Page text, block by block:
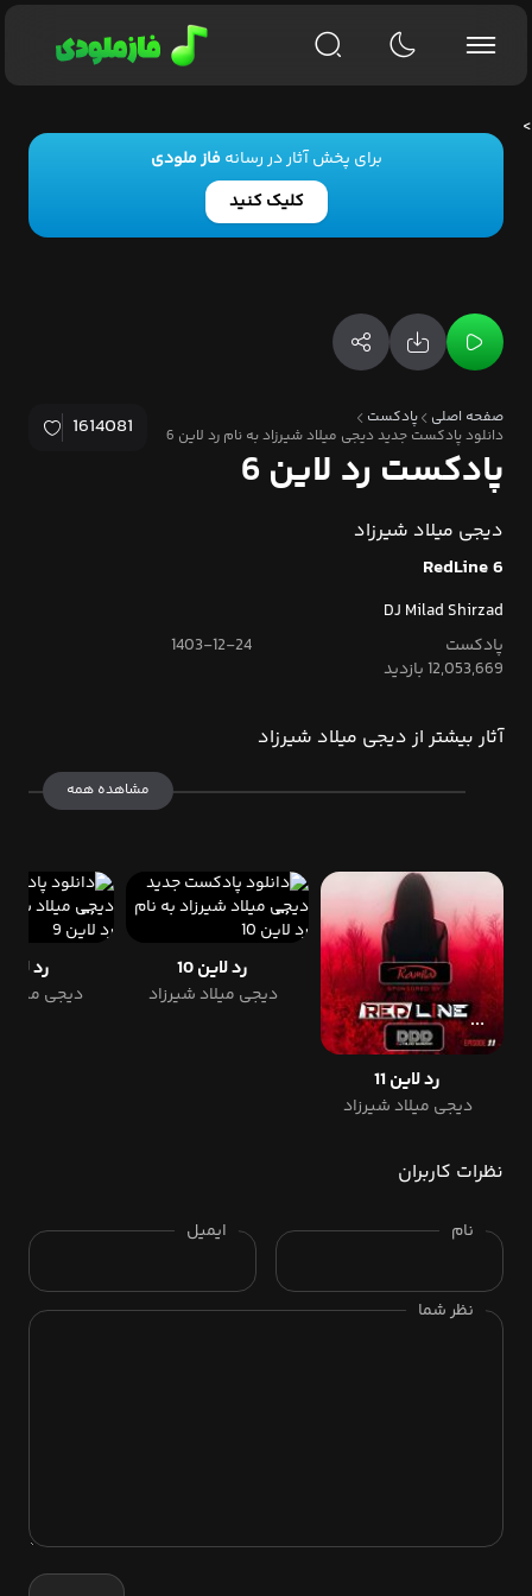
برای پخش آثار در رسانهفاز ملودی
کلیک کنید
صفحه اصلی
پادکست
دانلود پادکست جدید دیجی میلاد شیرزاد به نام رد لاین 6
1614081
پادکست رد لاین 6
دیجی میلاد شیرزاد
RedLine 6
DJ Milad Shirzad
پادکست
1403-12-24
12,053,669 بازدید
آثار بیشتر از دیجی میلاد شیرزاد
مشاهده همه
رد لاین 11
دیجی میلاد شیرزاد
رد لاین 10
دیجی میلاد شیرزاد
رد لاین
دیجی میلاد
نظرات کاربران
نام ایمیل
نظر شما
>